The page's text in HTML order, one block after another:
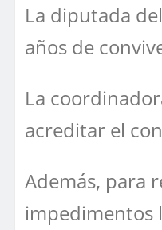
La diputada
años de
La
acreditar el
Además, para
impedimentos